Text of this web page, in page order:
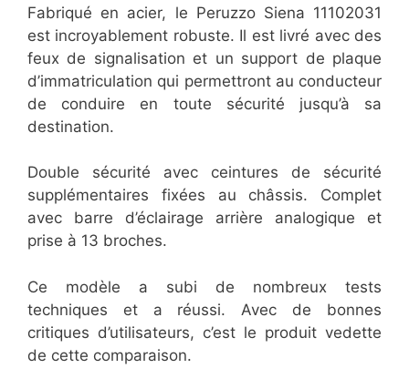
Fabriqué en acier, le Peruzzo Siena 11102031
est incroyablement robuste. Il est livré avec des
feux de signalisation et un support de plaque
d’immatriculation qui permettront au conducteur
de conduire en toute sécurité jusqu’à sa
destination.
Double sécurité avec ceintures de sécurité
supplémentaires fixées au châssis. Complet
avec barre d’éclairage arrière analogique et
prise à 13 broches.
Ce modèle a subi de nombreux tests
techniques et a réussi. Avec de bonnes
critiques d’utilisateurs, c’est le produit vedette
de cette comparaison.